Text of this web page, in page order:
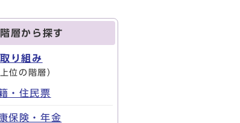
層から探す
り組み
位の階層）
・住民票
保険・年金